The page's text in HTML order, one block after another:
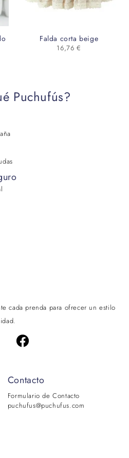
Falda corta beige
16,76 €
Puchufús?
cada prenda para ofrecer un estilo
Contacto
Formulario de Contacto
puchufus@puchufus.com